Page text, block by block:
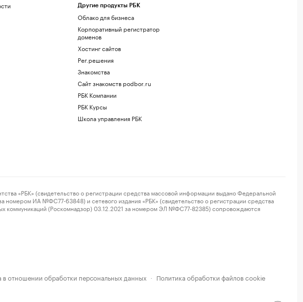
Другие продукты РБК
Облако для бизнеса
Корпоративный регистратор
доменов
Хостинг сайтов
Рег.решения
Знакомства
Сайт знакомств podbor.ru
РБК Компании
РБК Курсы
Школа управления РБК
(свидетельство о регистрации средства массовой информации выдано Федеральной
ИА №ФС77-63848) и сетевого издания «РБК» (свидетельство о регистрации средства
коммуникаций (Роскомнадзор) 03.12.2021 за номером ЭЛ №ФС77-82385) сопровождаются
в отношении обработки персональных данных · Политика обработки файлов cookie